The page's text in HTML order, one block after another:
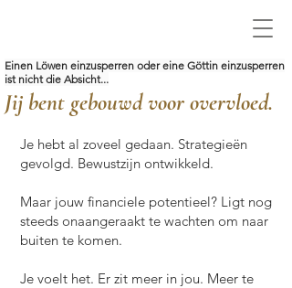
Einen Löwen einzusperren oder eine Göttin einzusperren
ist nicht die Absicht...
Jij bent gebouwd voor overvloed.
Je hebt al zoveel gedaan. Strategieën
gevolgd. Bewustzijn ontwikkeld.
Maar jouw financiele potentieel? Ligt nog
steeds onaangeraakt te wachten om naar
buiten te komen.
Je voelt het. Er zit meer in jou. Meer te